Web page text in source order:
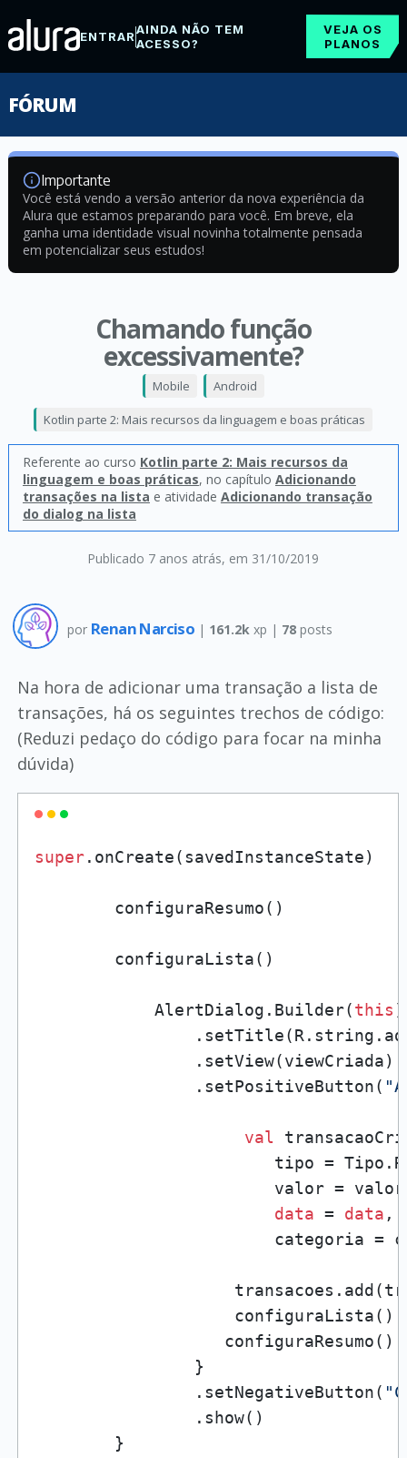
ENTRARAINDA NÃO TEM
ACESSO?
VEJA OS
PLANOS
FÓRUM
Importante
Você está vendo a versão anterior da nova experiência da
Alura que estamos preparando para você. Em breve, ela
ganha uma identidade visual novinha totalmente pensada
em potencializar seus estudos!
Chamando função
excessivamente?
Publicado 7 anos atrás, em 31/10/2019
Mobile Android
Kotlin parte 2: Mais recursos da linguagem e boas práticas
Referente ao curso Kotlin parte 2: Mais recursos da
linguagem e boas práticas, no capítulo Adicionando
transações na lista e atividade Adicionando transação
do dialog na lista
por Renan Narciso | 161.2k xp | 78posts
Na hora de adicionar uma transação a lista de
transações, há os seguintes trechos de código:
(Reduzi pedaço do código para focar na minha
dúvida)
super.onCreate(savedInstanceState)
        configuraResumo()
        configuraLista()
            AlertDialog.Builder(
this )
                .setView(viewCriada)
                .setPositiveButton(
val
tipo =
valor =
data = data ,
categoria =
                    configuraLista()
                   configuraResumo()
                }
                .setNegativeButton(
                .show()
        }